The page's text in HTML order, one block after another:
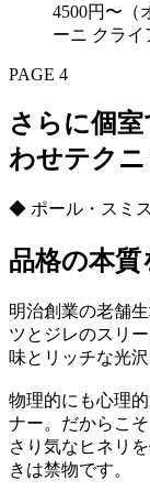
4500円〜（
ーニ クライ
PAGE 4
さらに個
わせテクニ
◆ ポール・スミス
品格の本
明治創業の老舗
ツとジレのスリ
味とリッチな光
物理的にも心理
ナー。だからこ
さり気なヒネリ
きは禁物です。